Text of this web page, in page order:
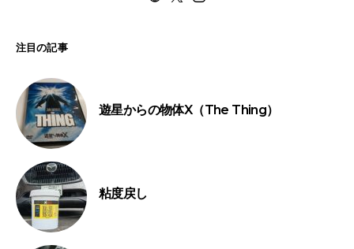
注目の記事
遊星からの物体X（The Thing）
粘度戻し